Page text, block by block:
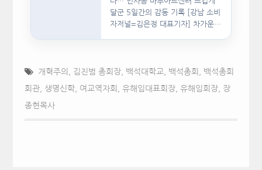
달군 5일간의 감동 기록 [강남 소비
자저널=김은정 대표기자] 차가운
개혁주의 김진범 총회장, 백석대학교, 백석총회 백석총회
회관, 생명신학, 여교역자회 유해임대표회장, 유해임회장, 장
종현목사